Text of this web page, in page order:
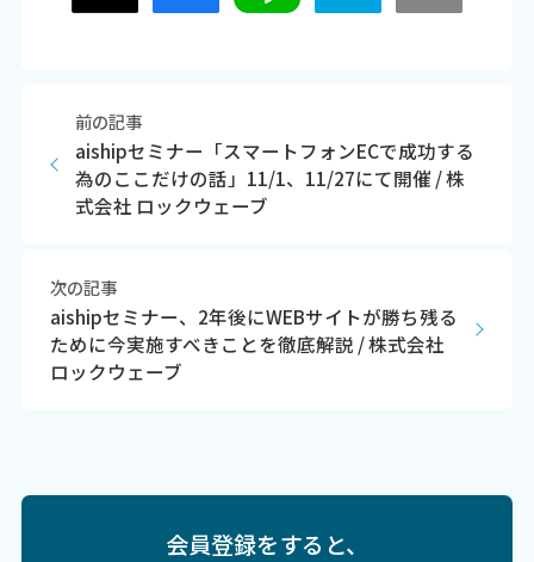
前の記事
aishipセミナー「スマートフォンECで成功する
為のここだけの話」11/1、11/27にて開催 / 株
式会社 ロックウェーブ
次の記事
aishipセミナー、2年後にWEBサイトが勝ち残る
ために今実施すべきことを徹底解説 / 株式会社
ロックウェーブ
会員登録をすると、